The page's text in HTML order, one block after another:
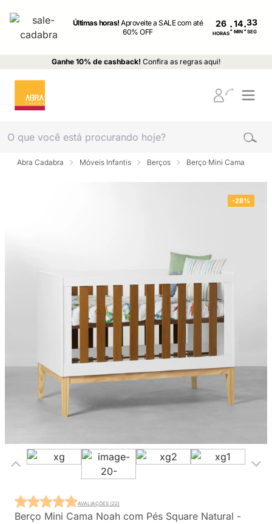
Últimas horas!Aproveite a SALE com até
60% OFF
26
HORAS: MIN : SEG
Ganhe 10% de cashback! Confira as regras aqui!
Abra Cadabra Móveis Infantis Berços Berço Mini Cama
-28%
Berço Mini Cama Noah com Pés Square Natural -
AVALIAÇÕES (22)